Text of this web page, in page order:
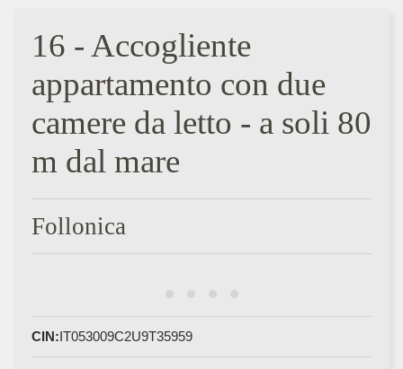
16 - Accogliente
appartamento con due
camere da letto - a soli 80
m dal mare
Follonica
CIN:IT053009C2U9T35959